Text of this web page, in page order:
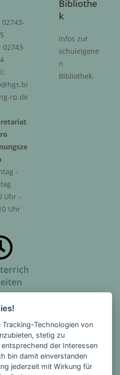
02743-
02743-
rp.de
-
Uhr -
Uhr
-
-
Uhr
Bibliothe
k
Infos zur
schuleigene
n
Bibliothek.
Tracking-Technologien von
stetig zu
der Interessen
bin damit einverstanden
jederzeit mit Wirkung für